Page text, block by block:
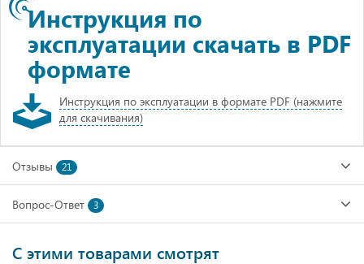
Инструкция по
эксплуатации скачать в PDF
формате
Инструкция по эксплуатации в формате PDF (нажмите
для скачивания)
Отзывы 21
Вопрос-Ответ 3
С этими товарами смотрят